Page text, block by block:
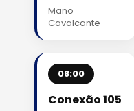
Mano
Cavalcante
08:00
Conexão 105